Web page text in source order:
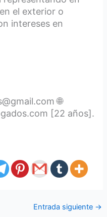
el exterior o
intereses en
🌐
[22 años].
Entrada siguiente →